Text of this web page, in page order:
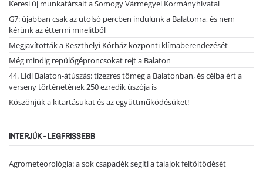
Keresi új munkatársait a Somogy Vármegyei Kormányhivatal
G7: újabban csak az utolsó percben indulunk a Balatonra, és nem
kérünk az éttermi mirelitből
Megjavították a Keszthelyi Kórház központi klímaberendezését
Még mindig repülőgéproncsokat rejt a Balaton
44. Lidl Balaton-átúszás: tízezres tömeg a Balatonban, és célba ért a
verseny történetének 250 ezredik úszója is
Köszönjük a kitartásukat és az együttműködésüket!
INTERJÚK - LEGFRISSEBB
Agrometeorológia: a sok csapadék segíti a talajok feltöltődését